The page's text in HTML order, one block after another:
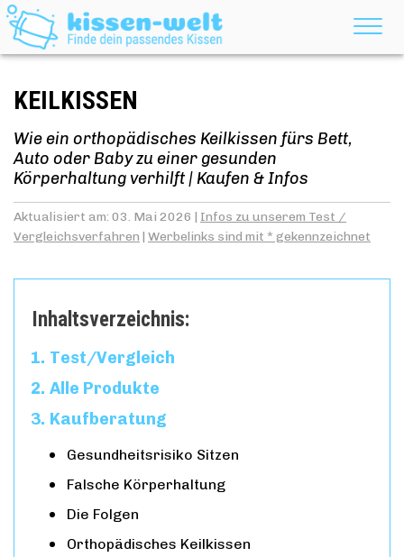
KEILKISSEN
Wie ein orthopädisches Keilkissen fürs Bett,
Auto oder Baby zu einer gesunden
Körperhaltung verhilft | Kaufen & Infos
Aktualisiert am: 03. Mai 2026 | Infos zu unserem Test /
Vergleichsverfahren | Werbelinks sind mit * gekennzeichnet
Inhaltsverzeichnis:
Test/Vergleich
Alle Produkte
Kaufberatung
Gesundheitsrisiko Sitzen
Falsche Körperhaltung
Die Folgen
Orthopädisches Keilkissen